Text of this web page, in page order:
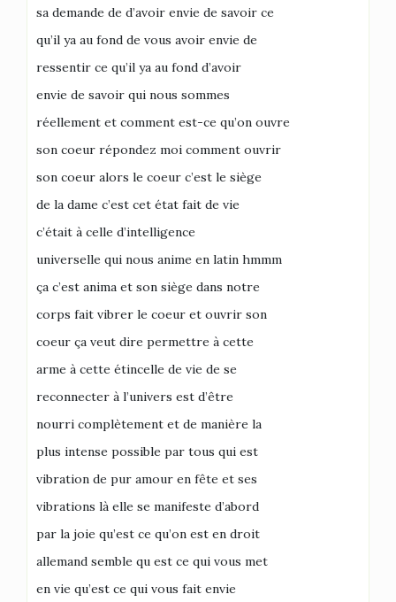
sa demande de d’avoir envie de savoir ce
qu’il ya au fond de vous avoir envie de
ressentir ce qu’il ya au fond d’avoir
envie de savoir qui nous sommes
réellement et comment est-ce qu’on ouvre
son coeur répondez moi comment ouvrir
son coeur alors le coeur c’est le siège
de la dame c’est cet état fait de vie
c’était à celle d’intelligence
universelle qui nous anime en latin hmmm
ça c’est anima et son siège dans notre
corps fait vibrer le coeur et ouvrir son
coeur ça veut dire permettre à cette
arme à cette étincelle de vie de se
reconnecter à l’univers est d’être
nourri complètement et de manière la
plus intense possible par tous qui est
vibration de pur amour en fête et ses
vibrations là elle se manifeste d’abord
par la joie qu’est ce qu’on est en droit
allemand semble qu est ce qui vous met
en vie qu’est ce qui vous fait envie